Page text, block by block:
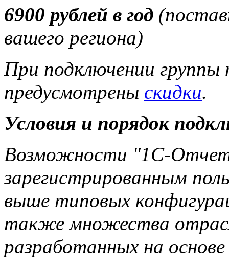
6900 рублей в год (
вашего региона)
При подключении группы
предусмотрены скидки.
Условия и порядок
Возможности "1С-
зарегистрированным
выше типовых
также множества
разработанных на